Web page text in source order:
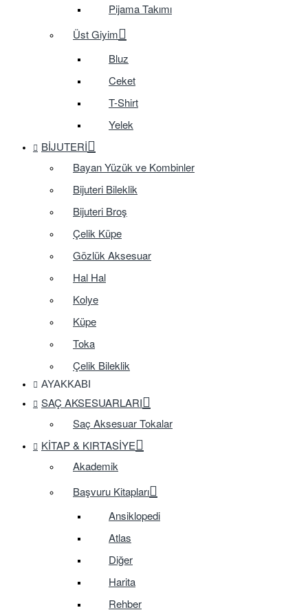
Pijama Takımı
Üst Giyim
Bluz
Ceket
T-Shirt
Yelek
BIJUTERI
Bayan Yüzük ve Kombinler
Bijuteri Bileklik
Bijuteri Broş
Çelik Küpe
Gözlük Aksesuar
Hal Hal
Kolye
Küpe
Toka
Çelik Bileklik
AYAKKABI
SAÇ AKSESUARLARI
Saç Aksesuar Tokalar
KITAP & KIRTASIYE
Akademik
Başvuru Kitapları
Ansiklopedi
Atlas
Diğer
Harita
Rehber